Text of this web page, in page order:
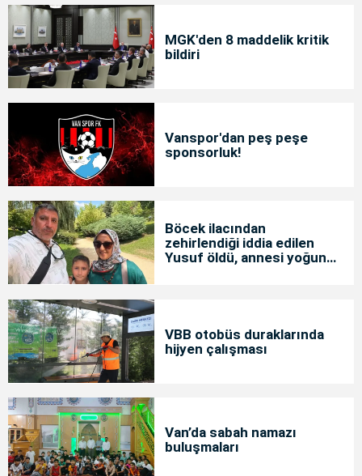
MGK'den 8 maddelik kritik
bildiri
Vanspor'dan peş peşe
sponsorluk!
Böcek ilacından
zehirlendiği iddia edilen
Yusuf öldü, annesi yoğun
VBB otobüs duraklarında
hijyen çalışması
Van’da sabah namazı
buluşmaları